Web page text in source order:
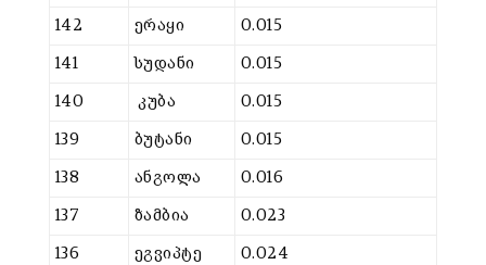
142 ერაყი 0.015
141 სუდანი 0.015
140 კუბა 0.015
139 ბუტანი 0.015
138 ანგოლა 0.016
137 ზამბია 0.023
136 ეგვიპტე 0.024